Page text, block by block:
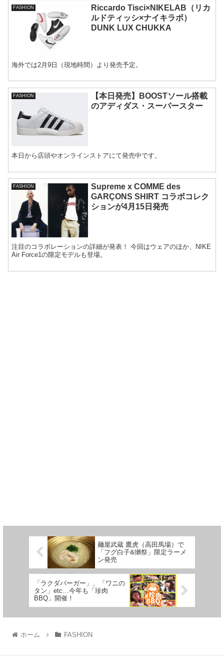
FASHION
Riccardo Tisci×NIKELAB（リカ
ルドティッシ×ナイキラボ）
DUNK LUX CHUKKA
海外では2月9日（現地時間）より発売予定。
FASHION
【本日発売】BOOSTソール搭載
のアディダス・スーパースター
本日から店頭やオンラインストアにて発売中です。
FASHION
Supreme x COMME des
GARÇONS SHIRT コラボコレク
ションが4月15日発売
注目のコラボレーションの詳細が発表！ 今回はウェアのほか、NIKE
Air Force1の限定モデルも登場。
麺屋武蔵 鷹虎（高田馬場）で
「フグ白子&獺祭」限定ラーメ
ン発売
「ラクダバーガー」、「ワニの
タン」etc…今年も「珍肉
BBQ」開催！
ホーム FASHION